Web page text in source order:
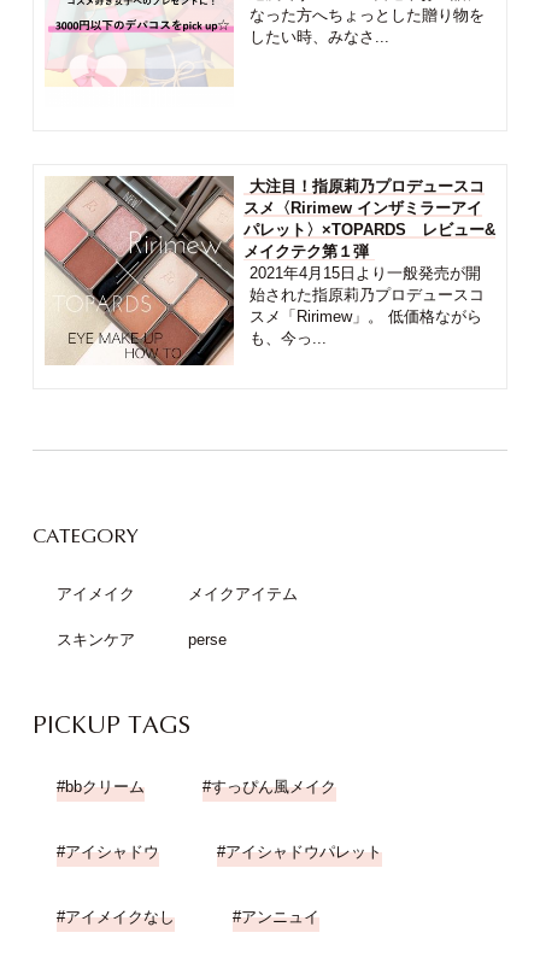
なった方へちょっとした贈り物を
したい時、みなさ...
大注目！指原莉乃プロデュースコ
スメ〈Ririmew インザミラーアイ
パレット〉×TOPARDS レビュー&
メイクテク第１弾
2021年4月15日より一般発売が開
始された指原莉乃プロデュースコ
スメ「Ririmew」。 低価格ながら
も、今っ...
CATEGORY
アイメイク メイクアイテム
スキンケア perse
PICKUP TAGS
bbクリーム すっぴん風メイク
アイシャドウ アイシャドウパレット
アイメイクなし アンニュイ